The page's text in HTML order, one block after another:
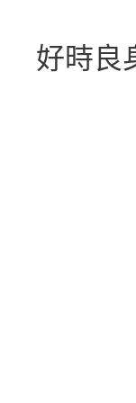
好時良